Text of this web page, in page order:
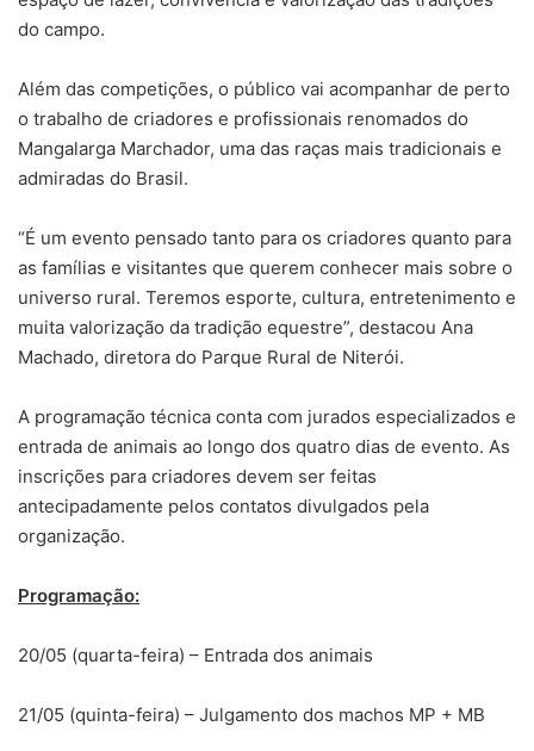
do campo.
Além das competições, o público vai acompanhar de perto
o trabalho de criadores e profissionais renomados do
Mangalarga Marchador, uma das raças mais tradicionais e
admiradas do Brasil.
“É um evento pensado tanto para os criadores quanto para
as famílias e visitantes que querem conhecer mais sobre o
universo rural. Teremos esporte, cultura, entretenimento e
muita valorização da tradição equestre”, destacou Ana
Machado, diretora do Parque Rural de Niterói.
A programação técnica conta com jurados especializados e
entrada de animais ao longo dos quatro dias de evento. As
inscrições para criadores devem ser feitas
antecipadamente pelos contatos divulgados pela
organização.
Programação:
20/05 (quarta-feira) – Entrada dos animais
21/05 (quinta-feira) – Julgamento dos machos MP + MB